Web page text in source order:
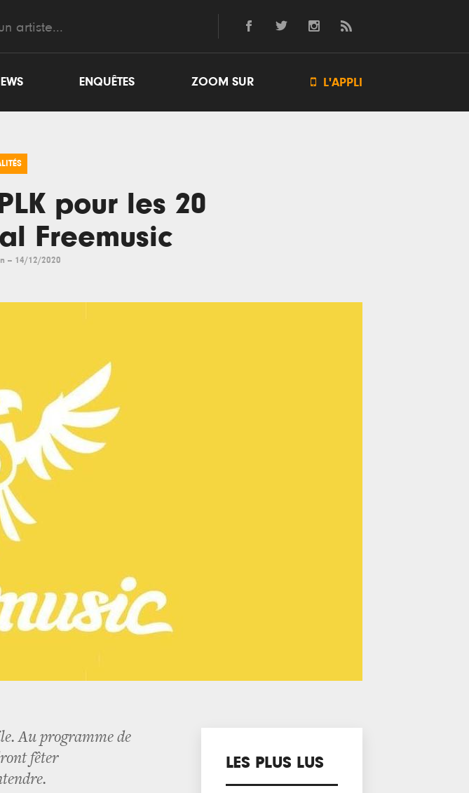
ENQUÊTES ZOOM SUR  L'APPLI
pour les 20
Freemusic
-- 14/12/2020
Au programme de
fêter
LES PLUS LUS